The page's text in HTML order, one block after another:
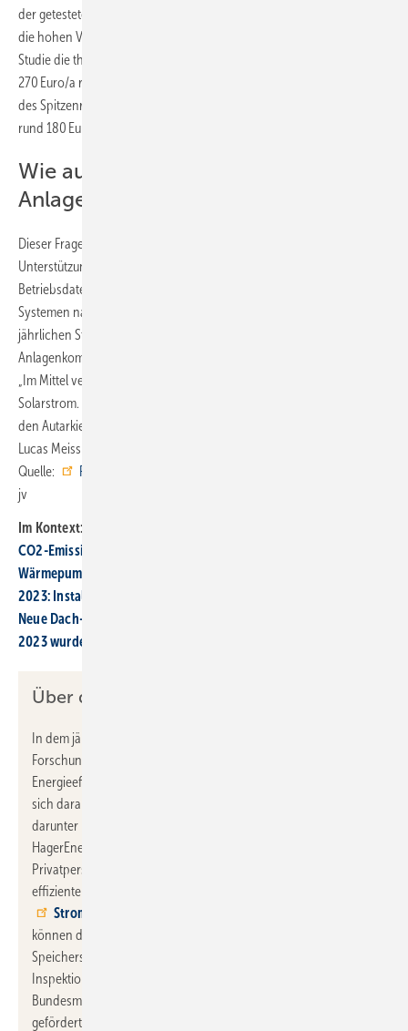
der getesteten Systeme zu ermitteln. So zeigt sich beispielsweise, dass
die hohen Verluste des ineffizientesten PV-Speichersystems der
Studie die theoretisch erzielbaren Kosteneinsparungen um mehr als
270 Euro/a reduzieren. Im Vergleich dazu fallen die Gesamtverluste
des Spitzenreiters von RCT Power dreimal geringer aus, wodurch er
rund 180 Euro/a mehr einsparen kann.
Wie autark sind Eigenheime mit PV-
Anlage und Speicher?
Dieser Frage ging die Forschungsgruppe der HTW Berlin mit
Unterstützung der Unternehmen Eigensonne und Kostal auf Basis der
Betriebsdaten von mehr als 100 Photovoltaik-Stromspeicher-
Systemen nach. Die analysierten Privathaushalte reduzierten ihren
jährlichen Strombezug aus dem Netz durch diese
Anlagenkombination von durchschnittlich 4900 kWh auf 1500 kWh.
„Im Mittel versorgten sich die Eigenheime zu 70 % selbst mit
Solarstrom. In neun von zehn Haushalten kann der Batteriespeicher
den Autarkiegrad um 18 bis 38 Prozentpunkte steigern“, bilanziert
Lucas Meissner, Mitautor der Stromspeicher-Inspektion 2024. ■
Quelle:
Forschungsgruppe Solarspeichersysteme der HTW Berlin
jv
Im Kontext:
CO2-Emissionen beim Heizen in 20 Jahren nur 12 % gesunken
Wärmepumpen heizen langfristig günstiger als Gas-Heizungen
2023: Installierte Kapazität von Heimspeichern verdoppelt
Neue Dach-Photovoltaik-Anlagen: Vergütung sinkt 2024 wieder
2023 wurden mehr als 1 Million Solaranlagen installiert
Über die Stromspeicher-Inspektion
In dem jährlichen Stromspeichertest vergleicht und bewertet die
Forschungsgruppe Solarspeichersysteme der HTW Berlin die
Energieeffizienz von PV-Batteriesystemen. Seit 2018 beteiligten
sich daran 30 Hersteller mit insgesamt 82 Speicherlösungen,
darunter namhafte Unternehmen wie BYD, Fenecon, Fronius,
HagerEnergy, Kostal, SMA, Sonnen und Viessmann. Um
Privatpersonen bei der Suche nach einem passenden und
effizienten Heimspeicher zu unterstützen, hat die HTW Berlin den
Stromspeicher-Inspektor
können die wichtigsten Effizienzeigenschaften der analysierten
Speichersysteme verglichen werden. Die Stromspeicher-
Inspektion 2024 entstand im Projekt „Perform“, das vom
Bundesministerium für Wirtschaft und Klimaschutz (BMWK)
gefördert wird.